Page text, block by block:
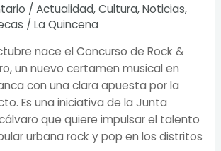
/ Actualidad,Cultura,Noticias,
/ La Quincena
nace el Concurso de Rock &
un nuevo certamen musical en
con una clara apuesta por la
Es una iniciativa de la Junta
que quiere impulsar el talento
urbana rock y pop en los distritos